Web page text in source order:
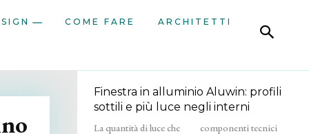
COME FARE ARCHITETTI
Finestra in alluminio Aluwin: profili
sottili e più luce negli interni
La quantità di luce che
componenti tecnici